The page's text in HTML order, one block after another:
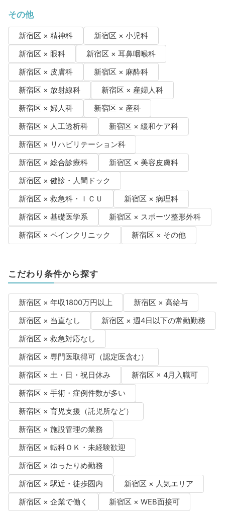
その他
新宿区 × 精神科
新宿区 × 小児科
新宿区 × 眼科
新宿区 × 耳鼻咽喉科
新宿区 × 皮膚科
新宿区 × 麻酔科
新宿区 × 放射線科
新宿区 × 産婦人科
新宿区 × 婦人科
新宿区 × 産科
新宿区 × 人工透析科
新宿区 × 緩和ケア科
新宿区 × リハビリテーション科
新宿区 × 総合診療科
新宿区 × 美容皮膚科
新宿区 × 健診・人間ドック
新宿区 × 救急科・ＩＣＵ
新宿区 × 病理科
新宿区 × 基礎医学系
新宿区 × スポーツ整形外科
新宿区 × ペインクリニック
新宿区 × その他
こだわり条件から探す
新宿区 × 年収1800万円以上
新宿区 × 高給与
新宿区 × 当直なし
新宿区 × 週4日以下の常勤勤務
新宿区 × 救急対応なし
新宿区 × 専門医取得可（認定医含む）
新宿区 × 土・日・祝日休み
新宿区 × 4月入職可
新宿区 × 手術・症例件数が多い
新宿区 × 育児支援（託児所など）
新宿区 × 施設管理の業務
新宿区 × 転科ＯＫ・未経験歓迎
新宿区 × ゆったりめ勤務
新宿区 × 駅近・徒歩圏内
新宿区 × 人気エリア
新宿区 × 企業で働く
新宿区 × WEB面接可